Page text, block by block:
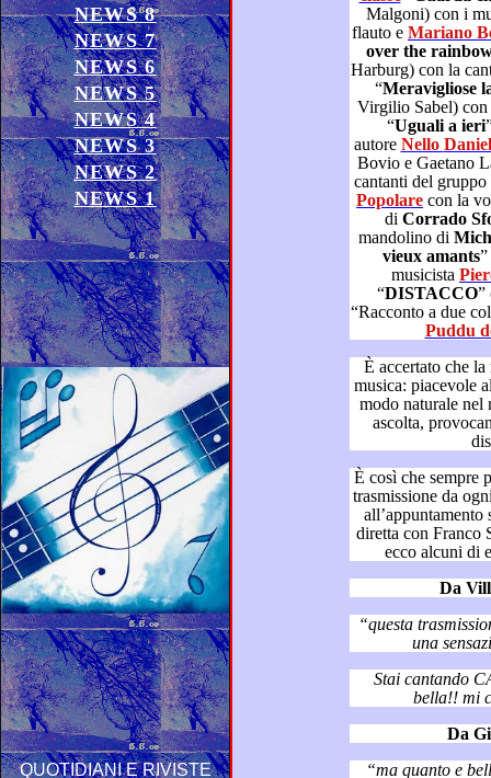
NEWS 8
NEWS 7
NEWS 6
NEWS 5
NEWS 4
NEWS 3
NEWS 2
NEWS 1
QUOTIDIANI E RIVISTE
Malgoni) con i
flauto e
over the
Harburg) con
“
Virgilio Sabel)
“
Uguali a ieri
autore
Nello
Bovio e Gaetano Lama) con il gruppo di musicisti e
cantanti del gruppo
Popolare
con
di Corrado
mandolino di
vieux amants”
musicista
“DISTACCO” (1980 di Franco Simone – LP
Puddu
È accertato che la miglior
musica: piacevole all’udito, ci stimola la dopamina in
modo naturale nel
ascolta, provocando piaceri sensoriali
È così che sempre più persone
trasmissione da ogni parte del mondo, affezionandosi
all’appuntamento settimanale e congratulandosi in
diretta con Franco Simone
Da
“questa trasmissione è così
una
Stai cantando
Da
“ma quanto e bella sta